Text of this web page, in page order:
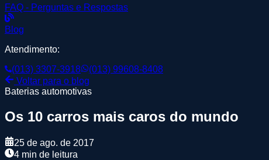
FAQ - Perguntas e Respostas
Blog
Atendimento:
(013) 3307-3918
(013) 99608-8408
Voltar para o blog
Baterias automotivas
Os 10 carros mais caros do mundo
25 de ago. de 2017
4 min de leitura